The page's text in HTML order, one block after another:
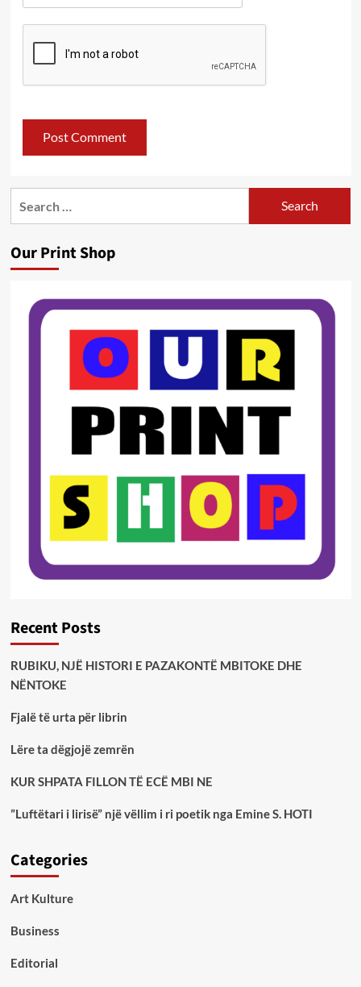
Our Print Shop
Recent Posts
RUBIKU, NJË HISTORI E PAZAKONTË MBITOKE DHE
NËNTOKE
Fjalë të urta për librin
Lëre ta dëgjojë zemrën
KUR SHPATA FILLON TË ECË MBI NE
”Luftëtari i lirisë” një vëllim i ri poetik nga Emine S. HOTI
Categories
Art Kulture
Business
Editorial